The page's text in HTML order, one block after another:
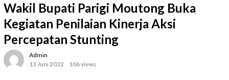
Wakil Bupati Parigi Moutong Buka
Kegiatan Penilaian Kinerja Aksi
Percepatan Stunting
Admin
13 Juni 2022
106 views